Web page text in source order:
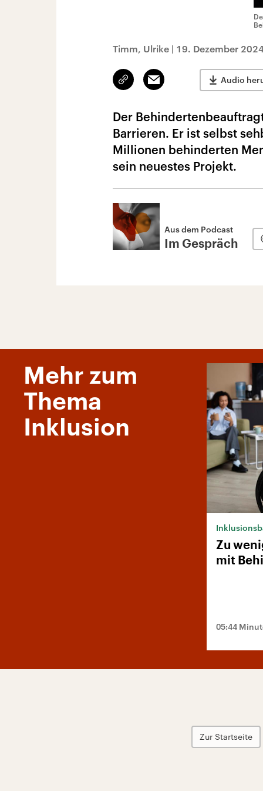
Timm, Ulrike | 19. Dezember
Link
kopieren/teilen
Email Audio
Der
Barrieren. Er ist selbst
Millionen behinderten
sein neuestes Projekt.
Aus dem Podcast
Im Gespräch
Mehr zum
Thema
Inklusion
Zu
mit
05:44
Zur Startseite